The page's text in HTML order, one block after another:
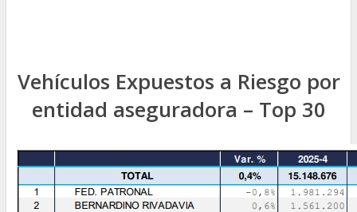
Vehículos Expuestos a Riesgo por
entidad aseguradora – Top 30